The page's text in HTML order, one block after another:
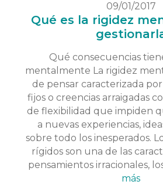
09/01/2017
Qué es la rigidez
Qué consecuencias
mentalmente La rigidez
de pensar caracterizada
fijos o creencias arraigadas
de flexibilidad que impiden
a nuevas experiencias,
sobre todo los inesperados.
rígidos son una de las
pensamientos irracionales,
más